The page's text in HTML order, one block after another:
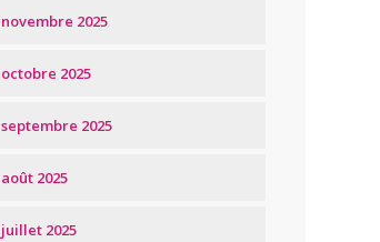
novembre 2025
octobre 2025
septembre 2025
août 2025
juillet 2025